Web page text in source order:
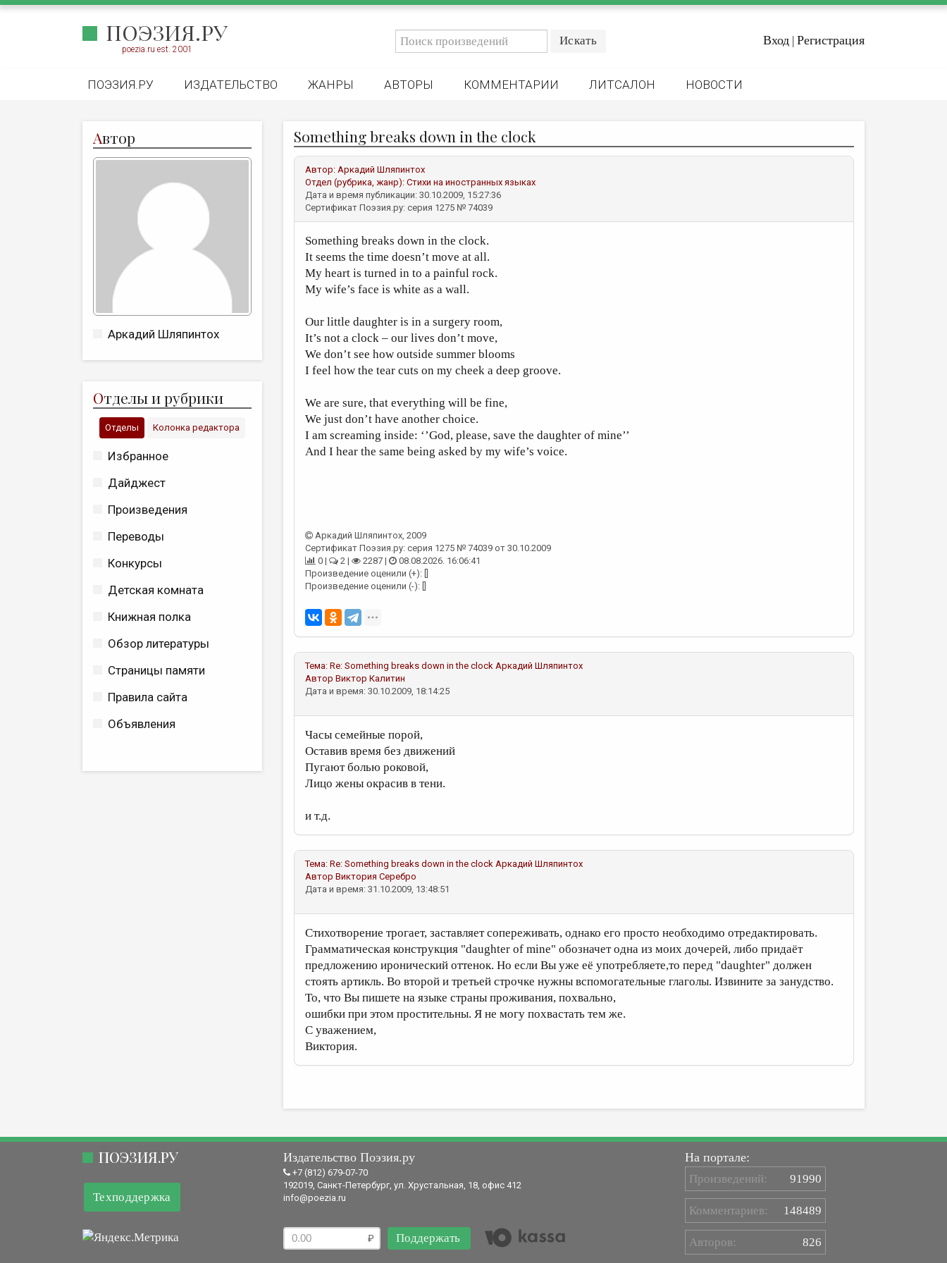
ПОЭЗИЯ.РУ
poezia.ru est. 2001
Вход | Регистрация
ПОЭЗИЯ.РУ ИЗДАТЕЛЬСТВО ЖАНРЫ АВТОРЫ КОММЕНТАРИИ ЛИТСАЛОН НОВОСТИ
Автор
Аркадий Шляпинтох
Отделы и рубрики
Отделы Колонка редактора
Избранное
Дайджест
Произведения
Переводы
Конкурсы
Детская комната
Книжная полка
Обзор литературы
Страницы памяти
Правила сайта
Объявления
Something breaks down in the clock
Автор: Аркадий Шляпинтох
Отдел (рубрика, жанр): Стихи на иностранных языках
Дата и время публикации: 30.10.2009, 15:27:36
Сертификат Поэзия.ру: серия 1275 № 74039
Something breaks down in the clock.
It seems the time doesn’t move at all.
My heart is turned in to a painful rock.
My wife’s face is white as a wall.
Our little daughter is in a surgery room,
It’s not a clock – our lives don’t move,
We don’t see how outside summer blooms
I feel how the tear cuts on my cheek a deep groove.
We are sure, that everything will be fine,
We just don’t have another choice.
I am screaming inside: ‘’God, please, save the daughter of mine’’
And I hear the same being asked by my wife’s voice.
Аркадий Шляпинтох, 2009
Сертификат Поэзия.ру: серия 1275 № 74039 от 30.10.2009
0 |
2 | 2287 |
08.08.2026. 16:06:41
Произведение оценили (+): []
Произведение оценили (-): []
Тема: Re: Something breaks down in the clock Аркадий Шляпинтох
Автор Виктор Калитин
Дата и время: 30.10.2009, 18:14:25
Часы семейные порой,
Оставив время без движений
Пугают болью роковой,
Лицо жены окрасив в тени.
и т.д.
Тема: Re: Something breaks down in the clock Аркадий Шляпинтох
Автор Виктория Серебро
Дата и время: 31.10.2009, 13:48:51
Стихотворение трогает, заставляет сопереживать, однако его просто необходимо отредактировать.
Грамматическая конструкция "daughter of mine" обозначет одна из моих дочерей, либо придаёт
предложению иронический оттенок. Но если Вы уже её употребляете,то перед "daughter" должен
стоять артикль. Во второй и третьей строчке нужны вспомогательные глаголы. Извините за занудство.
То, что Вы пишете на языке страны проживания, похвально,
ошибки при этом простительны. Я не могу похвастать тем же.
С уважением,
Виктория.
ПОЭЗИЯ.РУ
Техподдержка
Издательство Поэзия.ру
+7 (812) 679-07-70
192019, Санкт-Петербург, ул. Хрустальная, 18, офис 412
info@poezia.ru
Поддержать
На портале:
Произведений: 91990
Комментариев: 148489
Авторов: 826